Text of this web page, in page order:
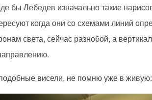
бы Лебедев изначально такие
когда они со схемами линий
света, сейчас разнобой, а
висели, не помню уже в живую: